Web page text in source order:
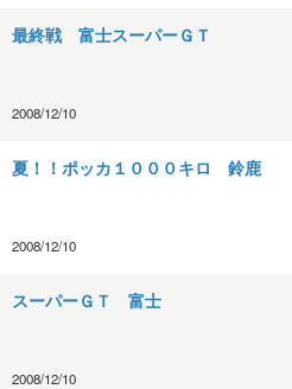
最終戦 富士スーパーＧＴ
2008/12/10
夏！！ポッカ１０００キロ 鈴鹿
2008/12/10
スーパーＧＴ 富士
2008/12/10